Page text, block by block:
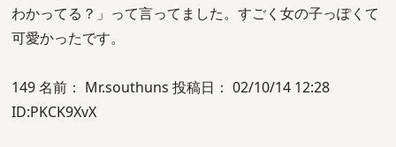
わかってる？」って言ってました。すごく女の子っぽくて
可愛かったです。
149 名前： Mr.southuns 投稿日： 02/10/14 12:28
ID:PKCK9XvX